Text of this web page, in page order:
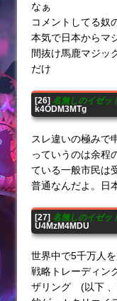
なぁ
コメントしてる奴
本気で日本からマ
間抜け馬鹿マジッ
だけ
[26] 名無しのイゼッ
k4ODM3MTg
スレ違いの極みで
っていうのは余程
ている一般市民は
普通なんだよ。日
[27] 名無しのイゼッ
U4MzM4MDU
世界中で5千万人
戦略トレーディン
ザリング (以下 、